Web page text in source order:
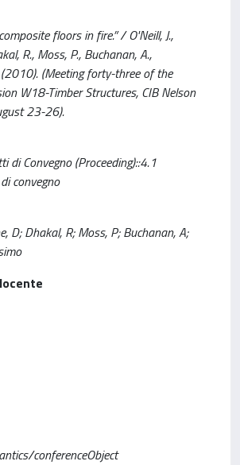
floors in fire.” / O'Neill, J.,
R., Moss, P., Buchanan, A.,
(Meeting forty-three of the
W18-Timber Structures, CIB Nelson
23-26).
di Convegno (Proceeding)::4.1
convegno
D; Dhakal, R; Moss, P; Buchanan, A;
conferenceObject